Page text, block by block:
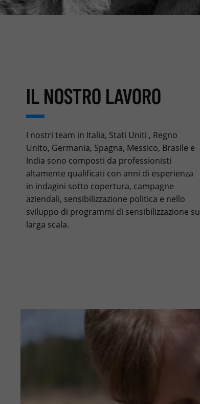
IL NOSTRO LAVORO
I nostri team in Italia, Stati Uniti , Regno
Unito, Germania, Spagna, Messico, Brasile e
India sono composti da professionisti
altamente qualificati con anni di esperienza
in indagini sotto copertura, campagne
aziendali, sensibilizzazione politica e nello
sviluppo di programmi di sensibilizzazione su
larga scala.